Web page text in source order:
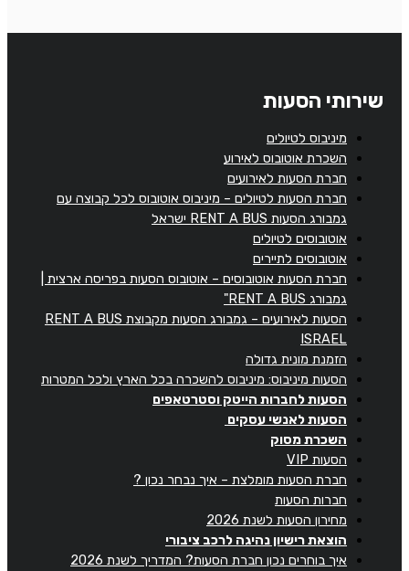
שירותי הסעות
מיניבוס לטיולים
השכרת אוטובוס לאירוע
חברת הסעות לאירועים
חברת הסעות לטיולים – מיניבוס אוטובוס לכל קבוצה עם
גמבורג הסעות RENT A BUS ישראל
אוטובוסים לטיולים
אוטובוסים לתיירים
חברת הסעות אוטובוסים – אוטובוס הסעות בפריסה ארצית |
גמבורג RENT A BUS"
הסעות לאירועים – גמבורג הסעות מקבוצת RENT A BUS
ISRAEL
הזמנת מונית גדולה
הסעות מיניבוס: מיניבוס להשכרה בכל הארץ ולכל המטרות
הסעות לחברות הייטק וסטרטאפים
הסעות לאנשי עסקים
השכרת מסוק
הסעות VIP
חברת הסעות מומלצת – איך נבחר נכון ?
חברות הסעות
מחירון הסעות לשנת 2026
הוצאת רישיון נהיגה לרכב ציבורי
איך בוחרים נכון חברת הסעות? המדריך לשנת 2026